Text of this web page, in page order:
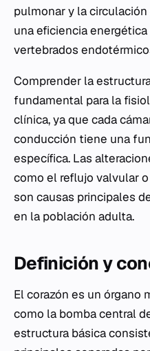
pulmonar y la
una eficiencia
vertebrados
Comprender la
fundamental para la
clínica, ya que cada
conducción tiene una
específica. Las
como el reflujo valvular
son causas principales
en la población adulta.
Definición y
El corazón es un órgano
como la bomba central
estructura básica